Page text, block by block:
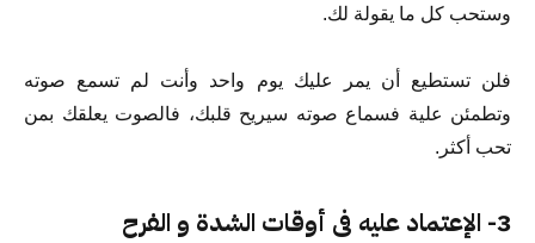
وستحب كل ما يقولة لك.
فلن تستطيع أن يمر عليك يوم واحد وأنت لم تسمع صوته
وتطمئن علية فسماع صوته سيريح قلبك، فالصوت يعلقك بمن
تحب أكثر.
3- الإعتماد عليه فى أوقات الشدة و الفرح